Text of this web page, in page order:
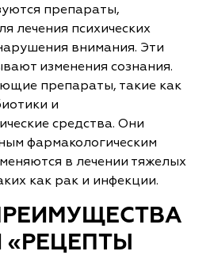
препараты,
лечения психических
внимания. Эти
изменения сознания.
препараты, такие как
и
средства. Они
фармакологическим
в лечении тяжелых
как рак и инфекции.